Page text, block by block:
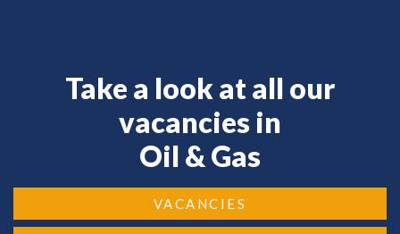
Take a look at all our
vacancies in
Oil & Gas
VACANCIES